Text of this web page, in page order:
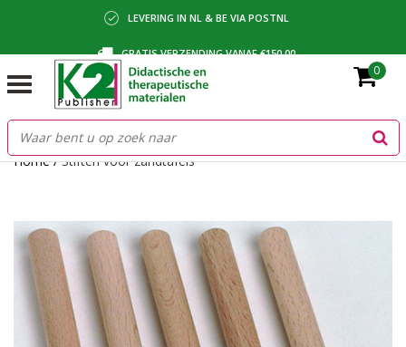
LEVERING IN NL & BE VIA POSTNL
GRATIS VERZENDING VANAF €150,00
BETALING VIA IDEAL, BANCONTACT OF FACTUUR
0
Home/Stiften voor zandtafels